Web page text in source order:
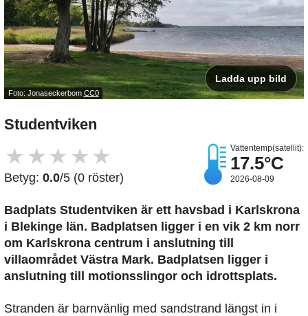
Foto: Jonaseckerbom CC0
Ladda upp bild
Studentviken
★ ★ ★ ★ ★
Betyg: 0.0/5 (0 röster)
Vattentemp(satellit):
17.5°C
2026-08-09
Badplats Studentviken är ett havsbad i Karlskrona
i Blekinge län. Badplatsen ligger i en vik 2 km norr
om Karlskrona centrum i anslutning till
villaområdet Västra Mark. Badplatsen ligger i
anslutning till motionsslingor och idrottsplats.
Stranden är barnvänlig med sandstrand längst in i